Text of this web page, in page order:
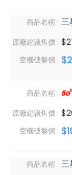
商品名稱 : 三
原廠建議售價 :
空機破盤價 :
商品名稱 :
原廠建議售價 :
空機破盤價 :
商品名稱 : 三